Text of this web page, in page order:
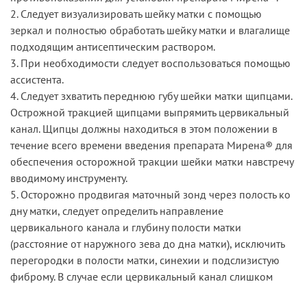
2. Следует визуализировать шейку матки с помощью
зеркал и полностью обработать шейку матки и влагалище
подходящим антисептическим раствором.
3. При необходимости следует воспользоваться помощью
ассистента.
4. Следует зхватить переднюю губу шейки матки щипцами.
Острожной тракцией щипцами выпрямить цервикальный
канал. Щипцы должны находиться в этом положении в
течение всего времени введения препарата Мирена® для
обеспечения осторожной тракции шейки матки навстречу
вводимому инструменту.
5. Осторожно продвигая маточный зонд через полость ко
дну матки, следует определить направление
цервикального канала и глубину полости матки
(расстояние от наружного зева до дна матки), исключить
перегородки в полости матки, синехии и подслизистую
фиброму. В случае если цервикальный канал слишком